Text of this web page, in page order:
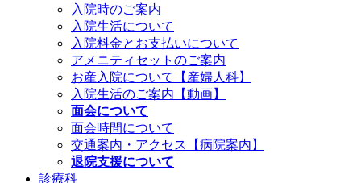
入院時のご案内
入院生活について
入院料金とお支払いについて
アメニティセットのご案内
お産入院について【産婦人科】
入院生活のご案内【動画】
面会について
面会時間について
交通案内・アクセス【病院案内】
退院支援について
診療科